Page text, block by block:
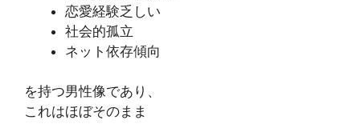
恋愛経験乏しい
社会的孤立
ネット依存傾向
を持つ男性像であり、
これはほぼそのまま